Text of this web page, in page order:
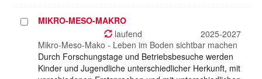
ProjektMIKRO-MESO-MAKRO
laufend
2025-2027
Mikro-Meso-Mako - Leben im Boden sichtbar machen
Durch Forschungstage und Betriebsbesuche werden
Kinder und Jugendliche unterschiedlicher Herkunft, mit